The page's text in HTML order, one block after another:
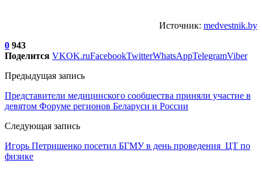
Источник: medvestnik.by
0 943
Поделится VKOK.ruFacebookTwitterWhatsAppTelegramViber
Предыдущая запись
Представители медицинского сообщества приняли участие в
девятом Форуме регионов Беларуси и России
Следующая запись
Игорь Петришенко посетил БГМУ в день проведения ЦТ по
физике